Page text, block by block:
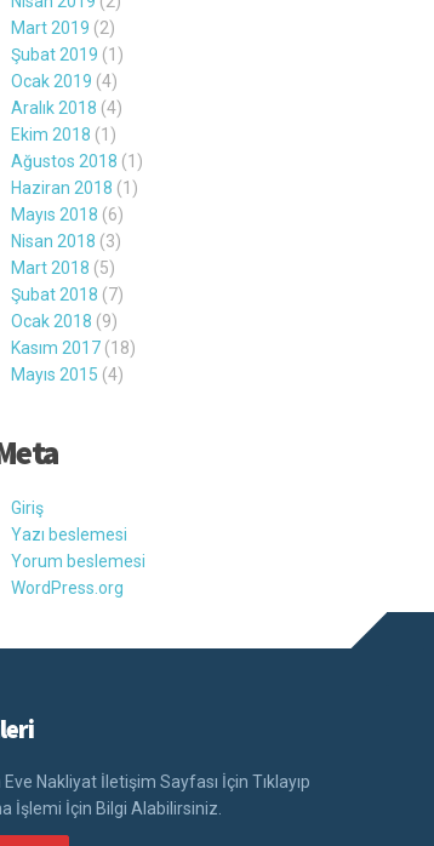
Mart 2019 (2)
Şubat 2019 (1)
Ocak 2019 (4)
Aralık 2018 (4)
Ekim 2018 (1)
Ağustos 2018 (1)
Haziran 2018 (1)
Mayıs 2018 (6)
Nisan 2018 (3)
Mart 2018 (5)
Şubat 2018 (7)
Ocak 2018 (9)
Kasım 2017(18)
Mayıs 2015 (4)
Giriş
Yazı beslemesi
Yorum beslemesi
WordPress.org
Eve Nakliyat İletişim Sayfası İçin Tıklayıp
İşlemi İçin Bilgi Alabilirsiniz.